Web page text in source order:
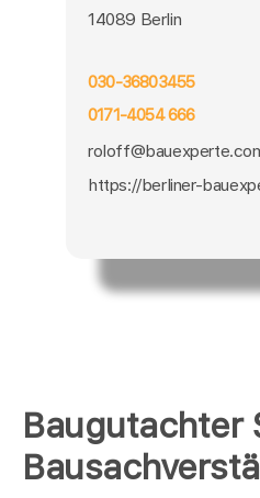
Baugutachter
14089 Berlin
030-36803455
0171-4054 666
https://berliner-